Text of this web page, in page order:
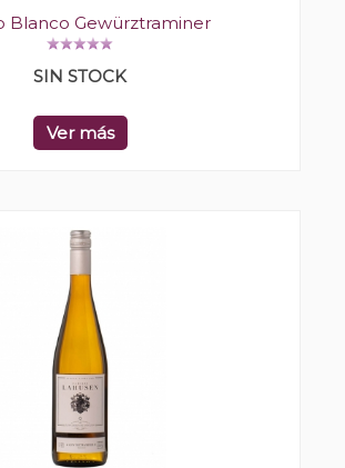
Blanco Gewürztraminer
SIN STOCK
Ver más